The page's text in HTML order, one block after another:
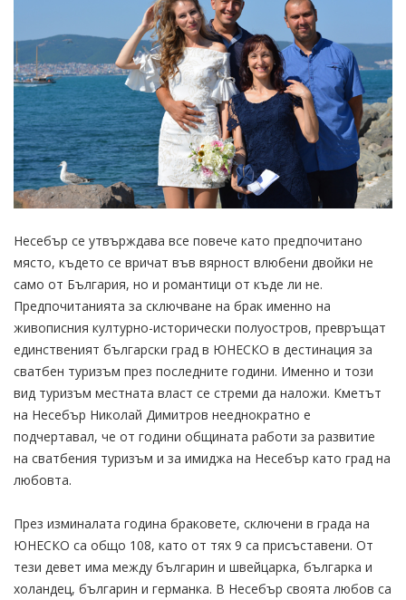
Несебър се утвърждава все повече като предпочитано
място, където се вричат във вярност влюбени двойки не
само от България, но и романтици от къде ли не.
Предпочитанията за сключване на брак именно на
живописния културно-исторически полуостров, превръщат
единственият български град в ЮНЕСКО в дестинация за
сватбен туризъм през последните години. Именно и този
вид туризъм местната власт се стреми да наложи. Кметът
на Несебър Николай Димитров нееднократно е
подчертавал, че от години общината работи за развитие
на сватбения туризъм и за имиджа на Несебър като град на
любовта.
През изминалата година браковете, сключени в града на
ЮНЕСКО са общо 108, като от тях 9 са присъставени. От
тези девет има между българин и швейцарка, българка и
холандец, българин и германка. В Несебър своята любов са